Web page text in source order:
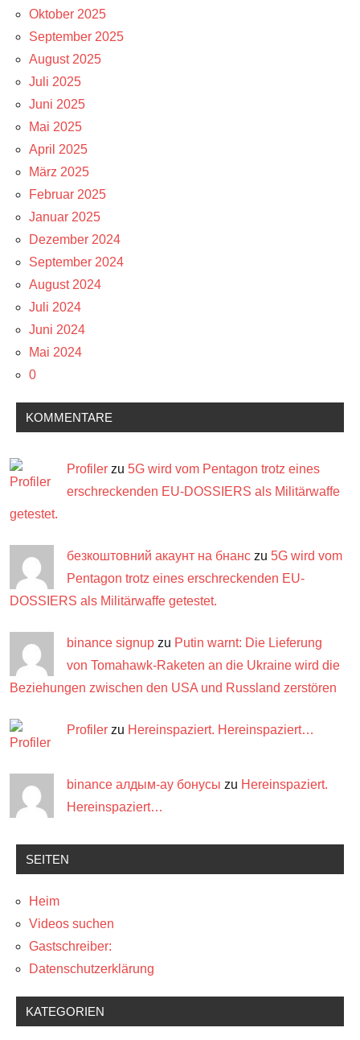
Oktober 2025
September 2025
August 2025
Juli 2025
Juni 2025
Mai 2025
April 2025
März 2025
Februar 2025
Januar 2025
Dezember 2024
September 2024
August 2024
Juli 2024
Juni 2024
Mai 2024
0
KOMMENTARE
Profiler zu 5G wird vom Pentagon trotz eines
erschreckenden EU-DOSSIERS als Militärwaffe
getestet.
безкоштовний акаунт на бнанс zu 5G wird vom
Pentagon trotz eines erschreckenden EU-
DOSSIERS als Militärwaffe getestet.
binance signup zu Putin warnt: Die Lieferung
von Tomahawk-Raketen an die Ukraine wird die
Beziehungen zwischen den USA und Russland zerstören
Profiler zu Hereinspaziert. Hereinspaziert…
binance алдым-ау бонусы zu Hereinspaziert.
Hereinspaziert…
SEITEN
Heim
Videos suchen
Gastschreiber:
Datenschutzerklärung
KATEGORIEN